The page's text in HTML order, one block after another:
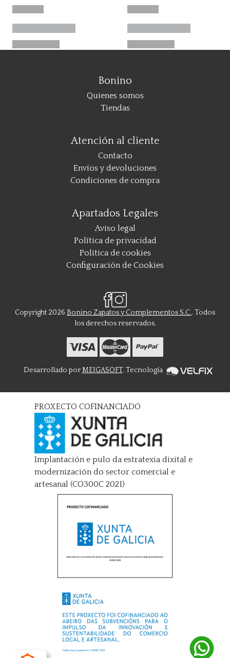
Bonino
Quienes somos
Tiendas
Atención al cliente
Contacto
Envíos y devoluciones
Condiciones de compra
Apartados Legales
Aviso legal
Política de privacidad
Política de cookies
Configuración de Cookies
Copyright 2026 Bonino Zapatos y Complementos S.C.. Todos
los derechos reservados.
Desarrollado porMEIGASOFT. Tecnología
PROXECTO COFINANCIADO
Implantación e pulo da estratexia dixital e
modernización do sector comercial e
artesanal (CO300C 2021)